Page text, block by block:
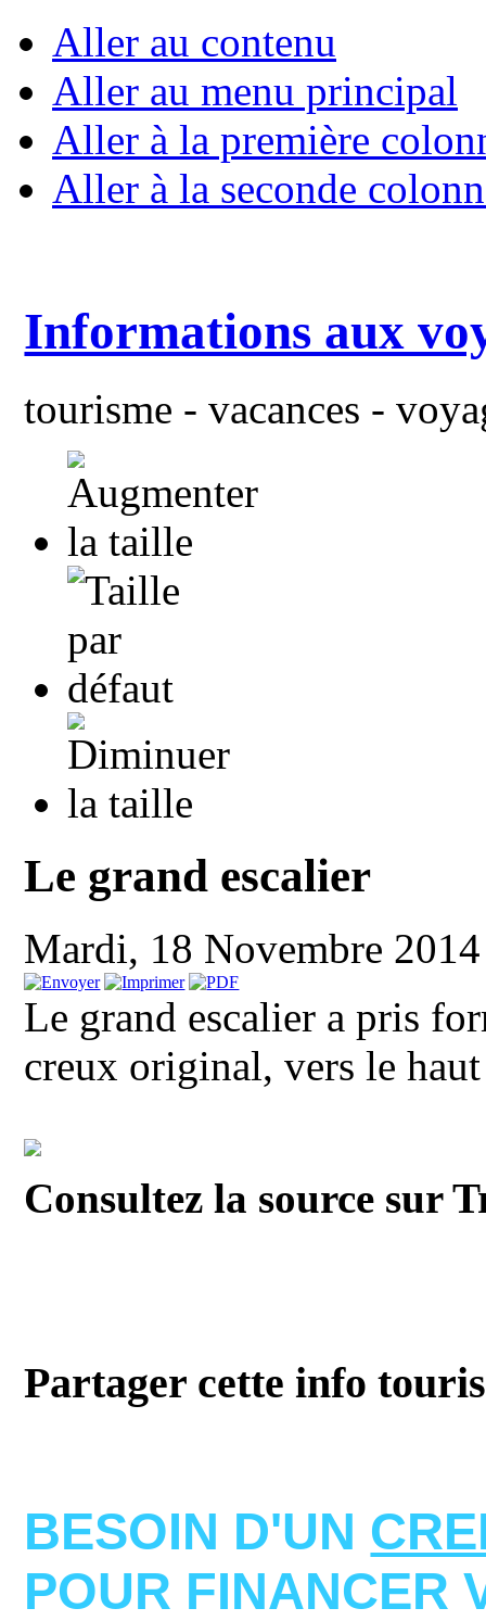
Aller au contenu
Aller au menu principal
Aller à la première
Aller à la seconde
Informations aux
tourisme - vacances -
Le grand escalier
Mardi, 18 Novembre
Le grand escalier a pris
creux original, vers le
Consultez la source sur
Partager cette info
BESOIN D'UN
POUR FINANCER